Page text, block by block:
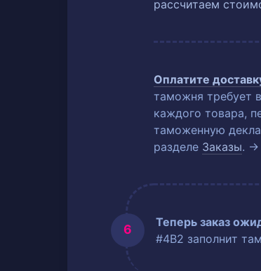
рассчитаем
Оплатите
таможня требует
каждого товара,
таможенную
разделе Заказы. →
Теперь заказ
#4B2 заполнит